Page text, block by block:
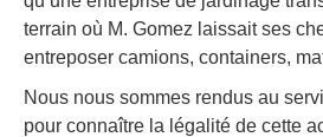
terrain où M. Gomez laissait ses
entreposer camions, containers,
Nous nous sommes rendus au
pour connaître la légalité de cette